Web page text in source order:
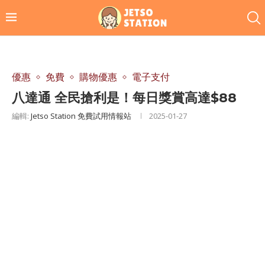
優惠 免費 購物優惠 電子支付
八達通 全民搶利是！每日獎賞高達$88
編輯: Jetso Station 免費試用情報站 2025-01-27